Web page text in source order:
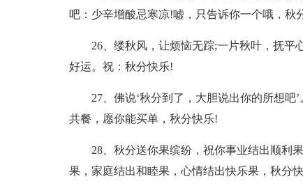
吧：少辛增酸忌寒凉!嘘，只告诉你一个哦，秋
26、缕秋风，让烦恼无踪;一片秋叶，抚平
好运。祝：秋分快乐!
27、佛说‘秋分到了，大胆说出你的所想
共餐，愿你能买单，秋分快乐!
28、秋分送你果缤纷，祝你事业结出顺利
果，家庭结出和睦果，心情结出快乐果，秋分